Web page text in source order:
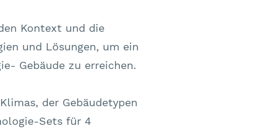
Kontext und die
und Lösungen, um ein
Gebäude zu erreichen.
der Gebäudetypen
Sets für 4